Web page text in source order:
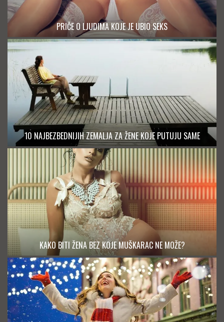
PRIČE O LJUDIMA KOJE JE UBIO SEKS
10 NAJBEZBEDNIJIH ZEMALJA ZA ŽENE KOJE PUTUJU SAME
KAKO BITI ŽENA BEZ KOJE MUŠKARAC NE MOŽE?